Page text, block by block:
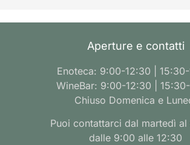
Aperture e contatti
Enoteca: 9:00-12:30 |
WineBar: 9:00-12:30 |
Chiuso Domenica e
Puoi contattarci dal martedì al
dalle 9:00 alle 12:30